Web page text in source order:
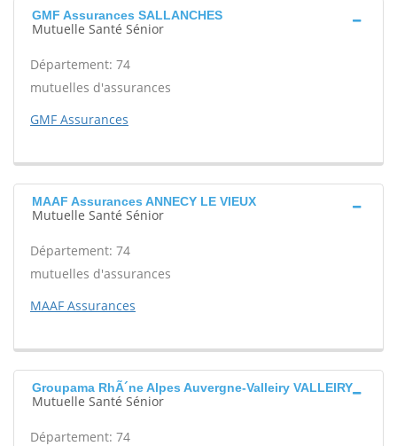
GMF Assurances SALLANCHES
Mutuelle Santé Sénior
Département: 74
mutuelles d'assurances
GMF Assurances
MAAF Assurances ANNECY LE VIEUX
Mutuelle Santé Sénior
Département: 74
mutuelles d'assurances
MAAF Assurances
Groupama RhÃ´ne Alpes Auvergne-Valleiry VALLEIRY
Mutuelle Santé Sénior
Département: 74